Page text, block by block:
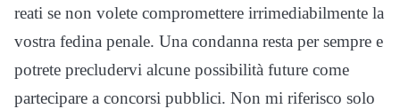
reati se non volete compromettere irrimediabilmente la
vostra fedina penale. Una condanna resta per sempre e
potrete precludervi alcune possibilità future come
partecipare a concorsi pubblici. Non mi riferisco solo